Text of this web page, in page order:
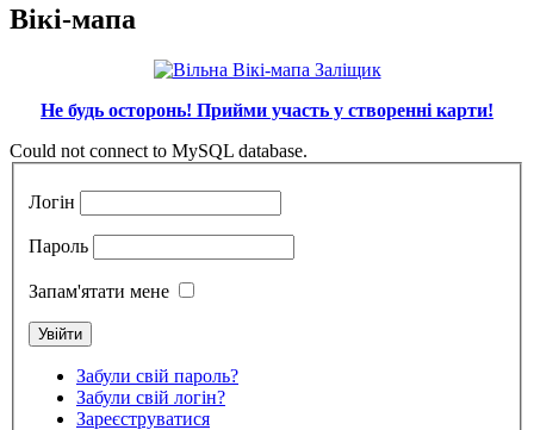
Вікі-мапа
Не будь осторонь! Прийми участь у створенні карти!
Could not connect to MySQL database.
Логін
Пароль
Запам'ятати мене
Забули свій пароль?
Забули свій логін?
Зареєструватися